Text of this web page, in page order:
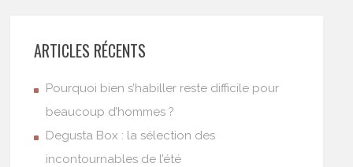
ARTICLES RÉCENTS
Pourquoi bien s’habiller reste difficile pour
beaucoup d’hommes ?
Degusta Box : la sélection des
incontournables de l’été